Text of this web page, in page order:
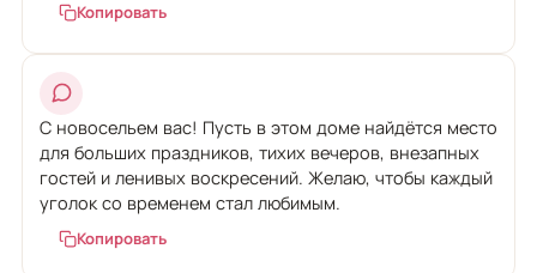
Копировать
С новосельем вас! Пусть в этом доме найдётся место
для больших праздников, тихих вечеров, внезапных
гостей и ленивых воскресений. Желаю, чтобы каждый
уголок со временем стал любимым.
Копировать